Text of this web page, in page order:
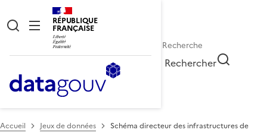
RÉPUBLIQUE
FRANÇAISE
Rechercher
Accueil Jeux de données
Schéma directeur des infrastructures de